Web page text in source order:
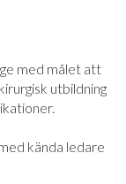
med målet att
utbildning
kända ledare